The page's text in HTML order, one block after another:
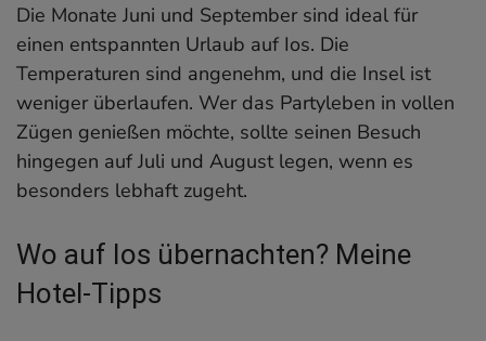
Die Monate Juni und September sind ideal für
einen entspannten Urlaub auf Ios. Die
Temperaturen sind angenehm, und die Insel ist
weniger überlaufen. Wer das Partyleben in vollen
Zügen genießen möchte, sollte seinen Besuch
hingegen auf Juli und August legen, wenn es
besonders lebhaft zugeht.
Wo auf Ios übernachten? Meine
Hotel-Tipps